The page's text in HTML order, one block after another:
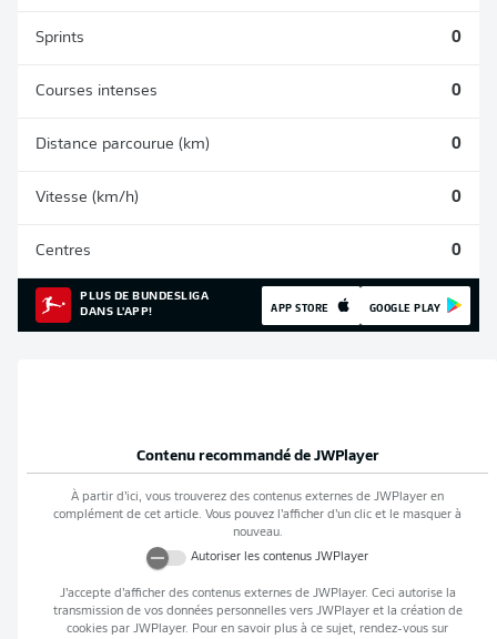
Sprints 0
Courses intenses 0
Distance parcourue (km) 0
Vitesse (km/h) 0
Centres 0
PLUS DE BUNDESLIGA
DANS L'APP!
APP STORE GOOGLE PLAY
Contenu recommandé de JWPlayer
À partir d’ici, vous trouverez des contenus externes de JWPlayer en
complément de cet article. Vous pouvez l’afficher d’un clic et le masquer à
nouveau.
Autoriser les contenus JWPlayer
J’accepte d’afficher des contenus externes de JWPlayer. Ceci autorise la
transmission de vos données personnelles vers JWPlayeret la création de
cookies par JWPlayer. Pour en savoir plus à ce sujet, rendez-vous sur